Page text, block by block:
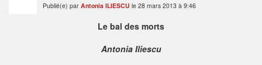
Publié(e) par Antonia ILIESCU le 28 mars 2013 à 9:46
Le bal des morts
Antonia Iliescu